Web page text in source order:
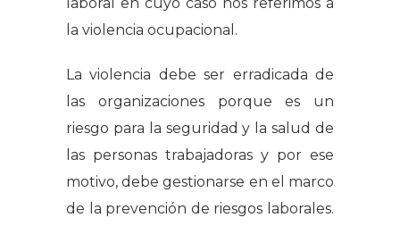
laboral en cuyo caso nos referimos a
la violencia ocupacional.
La violencia debe ser erradicada de
las organizaciones porque es un
riesgo para la seguridad y la salud de
las personas trabajadoras y por ese
motivo, debe gestionarse en el marco
de la prevención de riesgos laborales.